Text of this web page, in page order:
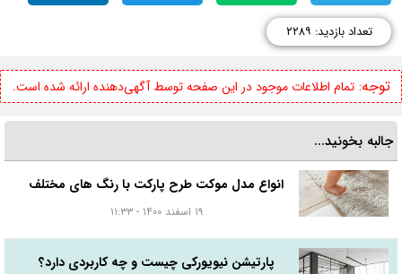
تعداد بازدید: ۲۲۸۹
توجه:تمام اطلاعات موجود در این صفحه توسط آگهی‌دهنده ارائه شده است.
جالبه بخونید...
انواع مدل موکت طرح پارکت با رنگ های مختلف
پارتیشن نیویورکی چیست و چه کاربردی دارد؟